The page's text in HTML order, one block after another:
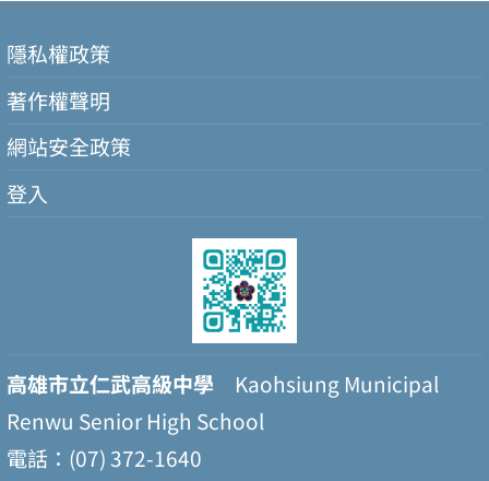
隱私權政策
著作權聲明
網站安全政策
登入
高雄市立仁武高級中學 Kaohsiung Municipal
Renwu Senior High School
電話：(07) 372-1640